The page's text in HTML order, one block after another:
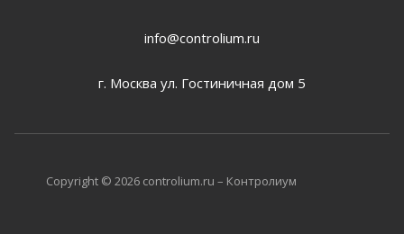
info@controlium.ru
г. Москва ул. Гостиничная дом 5
Copyright © 2026 controlium.ru – Контролиум